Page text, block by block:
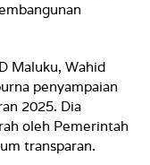
Maluku, Wahid
penyampaian
2025. Dia
oleh Pemerintah
transparan.